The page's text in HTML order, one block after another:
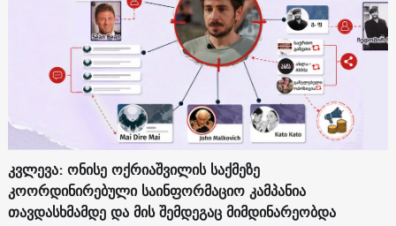
კვლევა: ონისე ოქრიაშვილის საქმეზე
კოორდინირებული საინფორმაციო კამპანია
თავდასხმამდე და მის შემდეგაც მიმდინარეობდა